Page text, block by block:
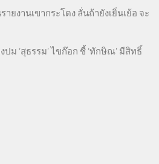
ายงานเขากระโดง ลั่นถ้ายังเยิ่นเย้อ จะ
งปม ‘สุธรรม’ ไขก๊อก ชี้ ‘ทักษิณ’ มีสิทธิ์